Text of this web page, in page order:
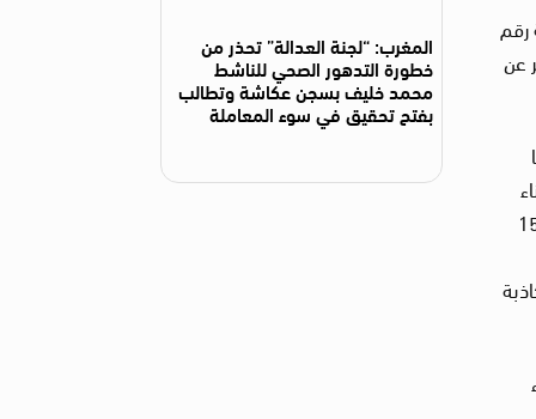
رقم
تقرير عن
وذلك بناء
معهم في القضية رقم 1552
المغرب: “لجنة العدالة” تحذر من
خطورة التدهور الصحي للناشط
محمد خليف بسجن عكاشة وتطالب
بفتح تحقيق في سوء المعاملة